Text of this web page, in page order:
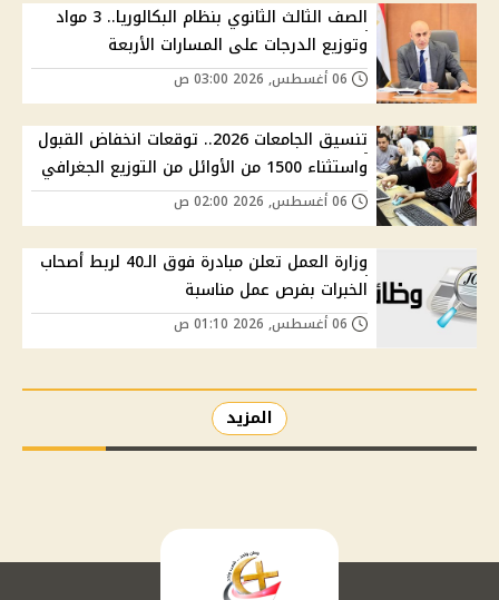
الصف الثالث الثانوي بنظام البكالوريا.. 3 مواد
وتوزيع الدرجات على المسارات الأربعة
تنسيق الجامعات 2026.. توقعات انخفاض القبول
واستثناء 1500 من الأوائل من التوزيع الجغرافي
وزارة العمل تعلن مبادرة فوق الـ40 لربط أصحاب
الخبرات بفرص عمل مناسبة
المزيد